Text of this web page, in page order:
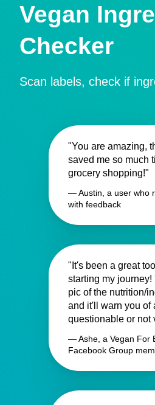
Vegan
Checker
Scan labels, check if
"You are amazing,
saved me so much
grocery shopping!"
— Austin, a user who
with feedback
"It's been a great
starting my journey!
pic of the nutrition/
and it'll warn you of
questionable or not
— Ashe, a Vegan For
Facebook Group